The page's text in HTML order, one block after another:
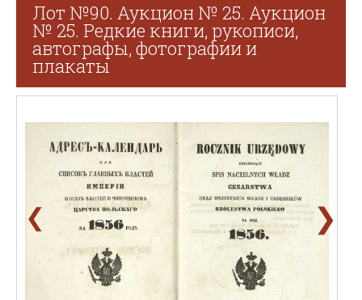
Лот №90. Аукцион № 25. Аукцион
№ 25. Редкие книги, рукописи,
автографы, фотографии и
плакаты
❮ ❯